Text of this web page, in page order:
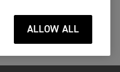
ALLOW ALL